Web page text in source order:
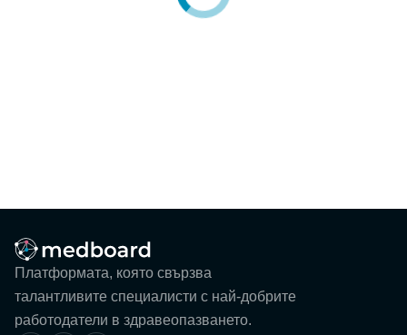
Потребител
Платформата, която свързва
талантливите специалисти с най-добрите
работодатели в здравеопазването.